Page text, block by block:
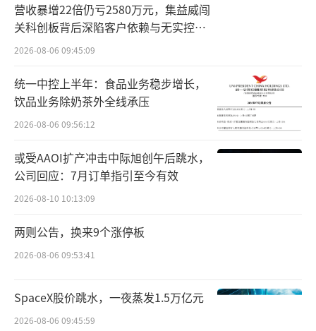
营收暴增22倍仍亏2580万元，集益威闯
关科创板背后深陷客户依赖与无实控人
困局
2026-08-06 09:45:09
统一中控上半年：食品业务稳步增长，
饮品业务除奶茶外全线承压
2026-08-06 09:56:12
或受AAOI扩产冲击中际旭创午后跳水，
公司回应：7月订单指引至今有效
2026-08-10 10:13:09
两则公告，换来9个涨停板
2026-08-06 09:53:41
SpaceX股价跳水，一夜蒸发1.5万亿元
2026-08-06 09:45:59